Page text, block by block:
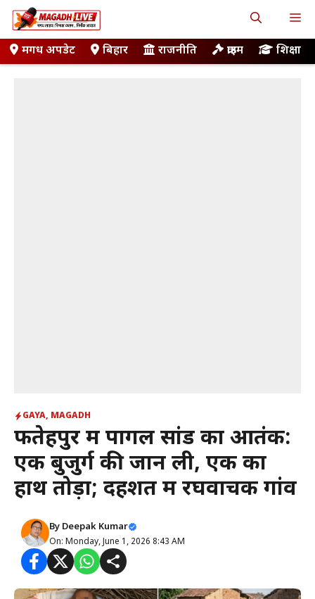
Skip
to
contentमगध अपडेट बिहार राजनीति क्राइम शिक्षा
GAYA, MAGADH
फतेहपुर में पागल सांड का आतंक:
एक बुजुर्ग की जान ली, एक का
हाथ तोड़ा; दहशत में रघवाचक गांव
By Deepak Kumar
On: Monday, June 1, 2026 8:43 AM